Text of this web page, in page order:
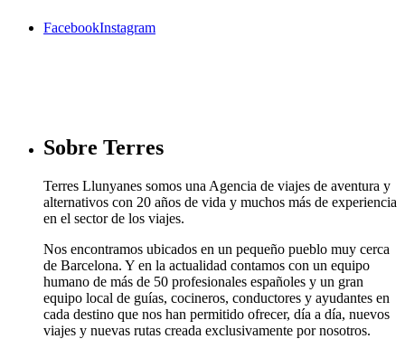
FacebookInstagram
Sobre Terres
Terres Llunyanes somos una Agencia de viajes de aventura y
alternativos con 20 años de vida y muchos más de experiencia
en el sector de los viajes.
Nos encontramos ubicados en un pequeño pueblo muy cerca
de Barcelona. Y en la actualidad contamos con un equipo
humano de más de 50 profesionales españoles y un gran
equipo local de guías, cocineros, conductores y ayudantes en
cada destino que nos han permitido ofrecer, día a día, nuevos
viajes y nuevas rutas creada exclusivamente por nosotros.